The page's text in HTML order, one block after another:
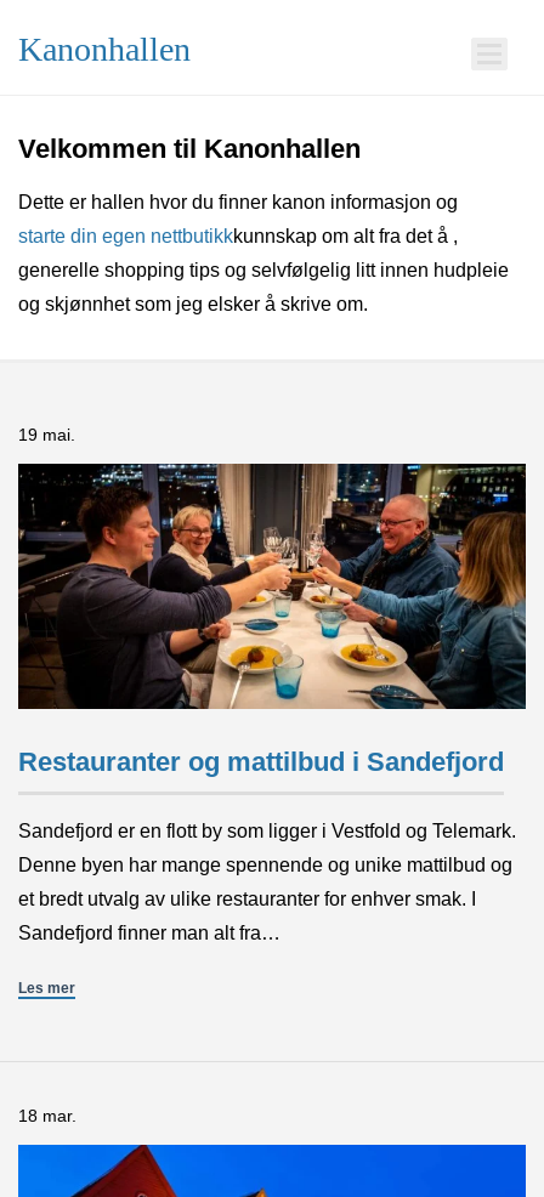
Kanonhallen
Velkommen til Kanonhallen
Dette er hallen hvor du finner kanon informasjon og
kunnskap om alt fra det å
starte din egen nettbutikk
,
generelle shopping tips og selvfølgelig litt innen hudpleie
og skjønnhet som jeg elsker å skrive om.
19 mai.
Restauranter og mattilbud i Sandefjord
Sandefjord er en flott by som ligger i Vestfold og Telemark.
Denne byen har mange spennende og unike mattilbud og
et bredt utvalg av ulike restauranter for enhver smak. I
Sandefjord finner man alt fra…
Les mer
18 mar.